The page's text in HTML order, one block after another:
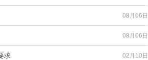
08月06日
08月06日
02月10日
求